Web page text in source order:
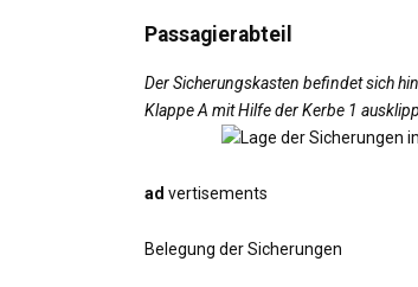
Passagierabteil
Der Sicherungskasten befindet sich
Klappe A mit Hilfe der Kerbe 1
ad vertisements
Belegung der Sicherungen